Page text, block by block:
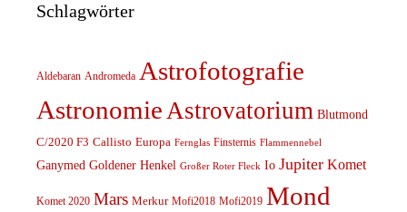
Schlagwörter
Aldebaran Andromeda Astrofotografie
AstronomieAstrovatorium Blutmond
C/2020 F3 Callisto Europa Fernglas Finsternis Flammennebel
Ganymed Goldener Henkel Großer Roter Fleck Io Jupiter Komet
Komet 2020 Mars Merkur Mofi2018 Mofi2019 Mond